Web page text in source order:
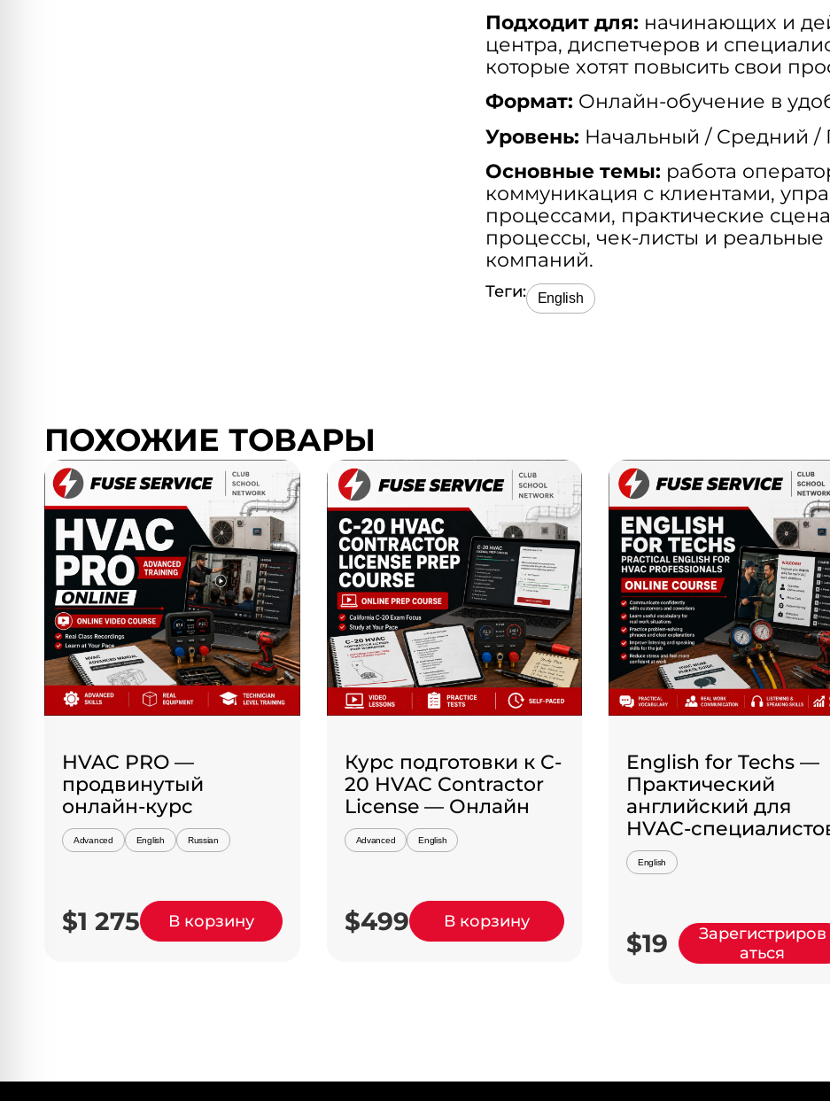
Подходит для: начинающих и
центра, диспетчеров и
которые хотят повысить свои
Формат: Онлайн-обучение в
Уровень: Начальный / Средний /
Основные темы: работа
коммуникация с клиентами,
процессами, практические
процессы, чек-листы и
компаний.
Теги: English
ПОХОЖИЕ ТОВАРЫ
HVAC PRO —
продвинутый
онлайн-курс
Advanced English Russian
$1 275 В корзину
Курс подготовки к C-
20 HVAC Contractor
License — Онлайн
Advanced English
$499 В корзину
English for Techs —
Практический
английский для
HVAC-
English
$19
Зарегистриров
аться